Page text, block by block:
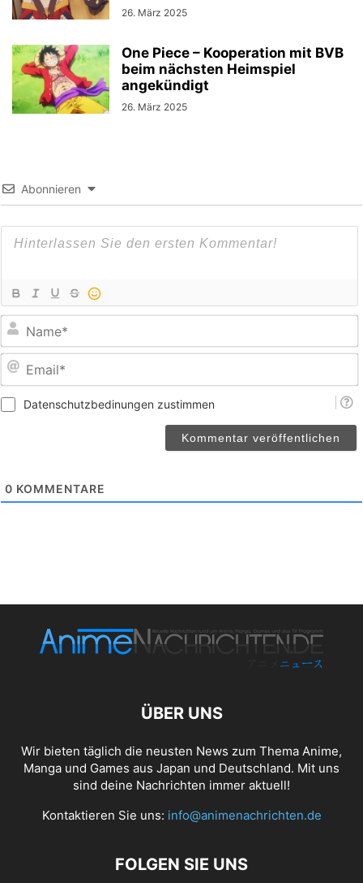
26. März 2025
One Piece – Kooperation mit BVB
beim nächsten Heimspiel
angekündigt
26. März 2025
Abonnieren
Datenschutzbedinungen zustimmen
0 KOMMENTARE
ÜBER UNS
Wir bieten täglich die neusten News zum Thema Anime,
Manga und Games aus Japan und Deutschland. Mit uns
sind deine Nachrichten immer aktuell!
Kontaktieren Sie uns: info@animenachrichten.de
FOLGEN SIE UNS